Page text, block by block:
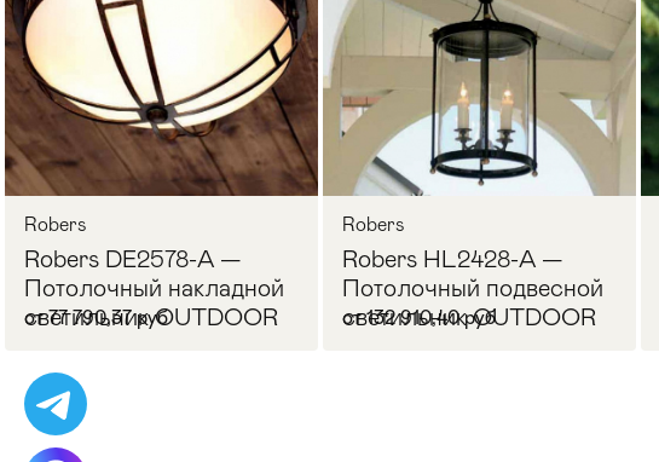
Robers
Robers DE2578-A —
Потолочный накладной
светильник OUTDOOR
от 77 790,37 руб
Robers
Robers HL2428-A —
Потолочный подвесной
светильник OUTDOOR
от 132 910,40 руб